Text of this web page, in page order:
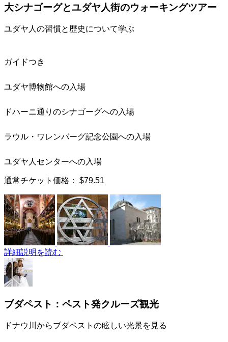
大シナゴーグとユダヤ人街のウォーキングツアー
ユダヤ人の習慣と歴史について学ぶ
ガイドつき
ユダヤ博物館への入場
ドハーニ通りのシナゴーグへの入場
ラウル・ワレンバーグ記念公園への入場
ユダヤ人センターへの入場
通常チケット価格： $79.51
詳細説明を読む
ブダペスト：ペスト発クルーズ観光
ドナウ川からブダペストの眩しい光景を見る